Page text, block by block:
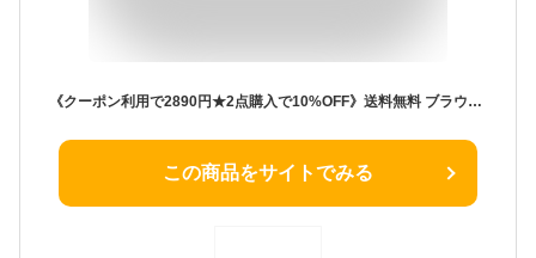
《クーポン利用で2890円★2点購入で10%OFF》送料無料 ブラウス レディース 長袖ブラウス 春夏秋 オフィスブラウス 白レース オシャレブラウス ,パフスリーブトップス 韓国風 大人 上品 通勤OL ゆったりシャツ 大きいサイズ 40代 30代 50代
この商品をサイトでみる